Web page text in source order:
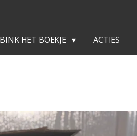
BINK HET BOEKJE ACTIES